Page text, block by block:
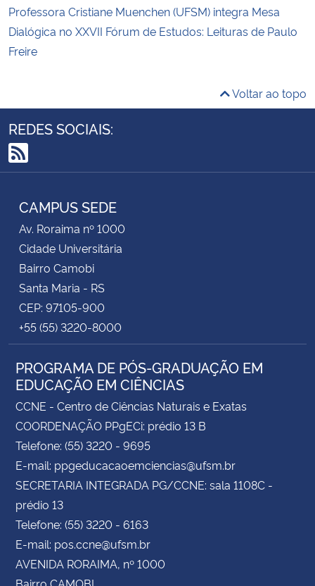
Professora Cristiane Muenchen (UFSM) integra Mesa
Dialógica no XXVII Fórum de Estudos: Leituras de Paulo
Freire
Voltar ao topo
REDES SOCIAIS:
RSS
CAMPUS SEDE
Av. Roraima nº 1000
Cidade Universitária
Bairro Camobi
Santa Maria - RS
CEP: 97105-900
+55 (55) 3220-8000
PROGRAMA DE PÓS-GRADUAÇÃO EM
EDUCAÇÃO EM CIÊNCIAS
CCNE - Centro de Ciências Naturais e Exatas
COORDENAÇÃO PPgECi: prédio 13 B
Telefone: (55) 3220 - 9695
E-mail: ppgeducacaoemciencias@ufsm.br
SECRETARIA INTEGRADA PG/CCNE: sala 1108C -
prédio 13
Telefone: (55) 3220 - 6163
E-mail: pos.ccne@ufsm.br
AVENIDA RORAIMA, nº 1000
Bairro CAMOBI